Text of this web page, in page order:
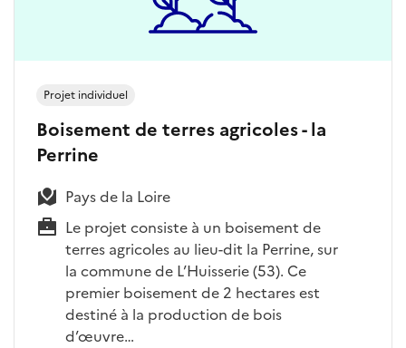
Boisement de terres agricoles - la
Perrine
Pays de la Loire
Le projet consiste à un boisement de
terres agricoles au lieu-dit la Perrine, sur
la commune de L’Huisserie (53). Ce
premier boisement de 2 hectares est
destiné à la production de bois
d’œuvre…
Projet individuel